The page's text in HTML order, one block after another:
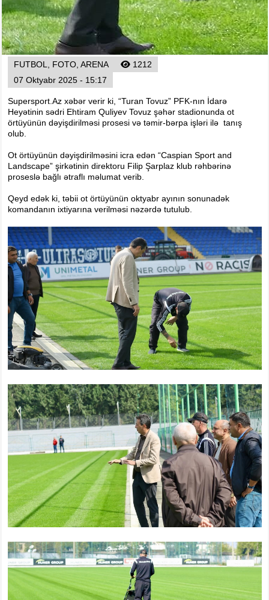
Maqazin
Dünya Kuboku - 2018
İslamiada-2017
Formula-1
Su İdman növləri
Tokio-2020
Layihə
Qış Olimpiya
İslamiada-2021
Dünya Kuboku-2022
FUTBOL, FOTO, ARENA
1212
07 Oktyabr 2025 - 15:17
Supersport.Az xəbər verir ki, “Turan Tovuz” PFK-nın İdarə
Heyətinin sədri Ehtiram Quliyev Tovuz şəhər stadionunda ot
örtüyünün dəyişdirilməsi prosesi və təmir-bərpa işləri ilə tanış
olub.
Ot örtüyünün dəyişdirilməsini icra edən “Caspian Sport and
Landscape” şirkətinin direktoru Filip Şarplaz klub rəhbərinə
proseslə bağlı ətraflı məlumat verib.
Qeyd edək ki, təbii ot örtüyünün oktyabr ayının sonunadək
komandanın ixtiyarına verilməsi nəzərdə tutulub.